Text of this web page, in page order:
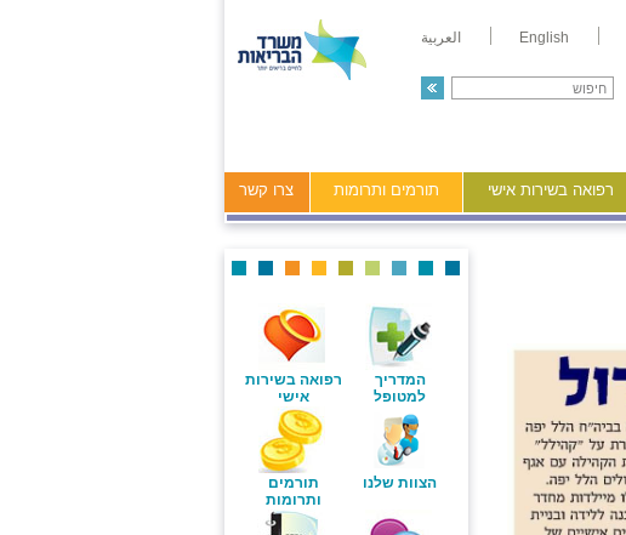
English العربية
רפואה בשירות אישי תורמים ותרומות צרו קשר
המדריך
למטופל
רפואה בשירות
אישי
הצוות שלנו
תורמים
ותרומות